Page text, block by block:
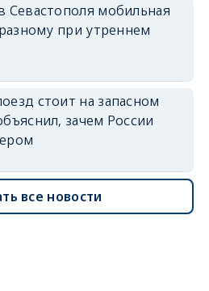
Севастополя мобильная
при утреннем
стоит на запасном
зачем России
все новости